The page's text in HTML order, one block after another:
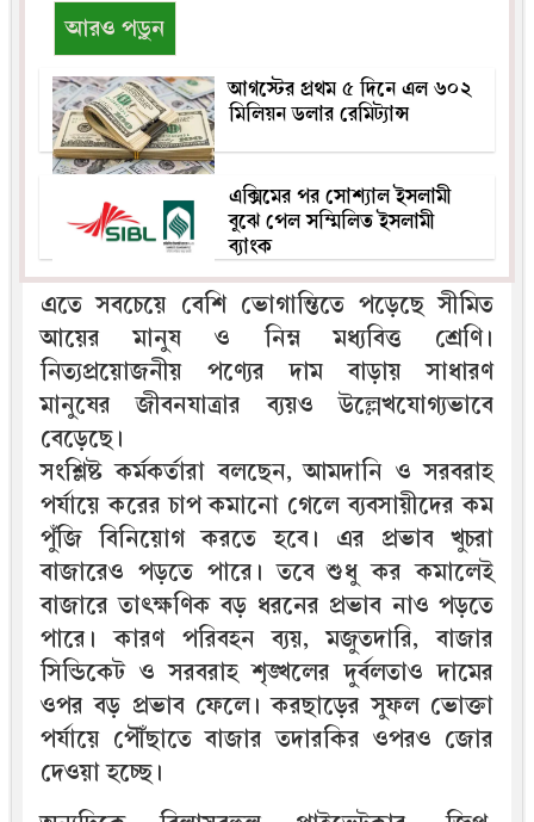
আরও পড়ুন
আগস্টের প্রথম ৫ দিনে এল ৬০২
মিলিয়ন ডলার রেমিট্যান্স
এক্সিমের পর সোশ্যাল ইসলামী
বুঝে পেল সম্মিলিত ইসলামী
ব্যাংক
এতে সবচেয়ে বেশি ভোগান্তিতে পড়েছে সীমিত
আয়ের মানুষ ও নিম্ন মধ্যবিত্ত শ্রেণি।
নিত্যপ্রয়োজনীয় পণ্যের দাম বাড়ায় সাধারণ
মানুষের জীবনযাত্রার ব্যয়ও উল্লেখযোগ্যভাবে
বেড়েছে।
সংশ্লিষ্ট কর্মকর্তারা বলছেন, আমদানি ও সরবরাহ
পর্যায়ে করের চাপ কমানো গেলে ব্যবসায়ীদের কম
পুঁজি বিনিয়োগ করতে হবে। এর প্রভাব খুচরা
বাজারেও পড়তে পারে। তবে শুধু কর কমালেই
বাজারে তাৎক্ষণিক বড় ধরনের প্রভাব নাও পড়তে
পারে। কারণ পরিবহন ব্যয়, মজুতদারি, বাজার
সিন্ডিকেট ও সরবরাহ শৃঙ্খলের দুর্বলতাও দামের
ওপর বড় প্রভাব ফেলে। করছাড়ের সুফল ভোক্তা
পর্যায়ে পৌঁছাতে বাজার তদারকির ওপরও জোর
দেওয়া হচ্ছে।